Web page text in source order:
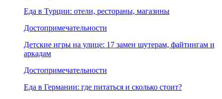
Еда в Турции: отели, рестораны, магазины
Достопримечательности
Детские игры на улице: 17 замен шутерам, файтингам и
аркадам
Достопримечательности
Еда в Германии: где питаться и сколько стоит?